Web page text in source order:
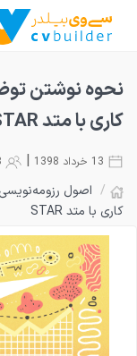
نحوه نوشتن
کاری با متد STAR
|
/ اصول رزومه‌نویسی
کاری با متد STAR